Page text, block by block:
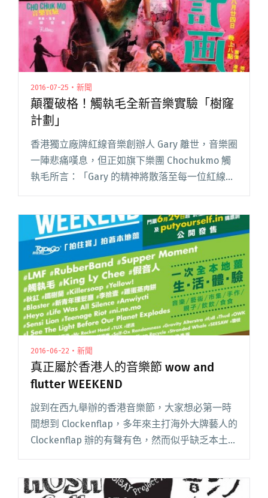
2016-07-25・新聞
顛覆破格！觸執毛全新音樂實驗「樹窿
計劃」
香港獨立廠牌紅線音樂創辦人 Gary 離世，音樂圈
一陣悲痛嘆息，但正如旗下樂團 Chochukmo 觸
執毛所言：「Gary 的精神將散落至每一位紅線音
樂的成員上，讓大家肩並肩繼續做好自己喜歡的
時刻。閱讀全文 "顛覆破格！觸執毛全新音樂實
驗「樹窿計劃」"
2016-06-22・新聞
真正屬於香港人的音樂節 wow and
flutter WEEKEND
說到在西九舉辦的香港音樂節，大家想必第一時
間想到 Clockenflap，多年來主打海外大牌藝人的
Clockenflap 辦的有聲有色，然而似乎缺乏本土元
閱讀全文 "真正屬於香港人的音樂節 wow and